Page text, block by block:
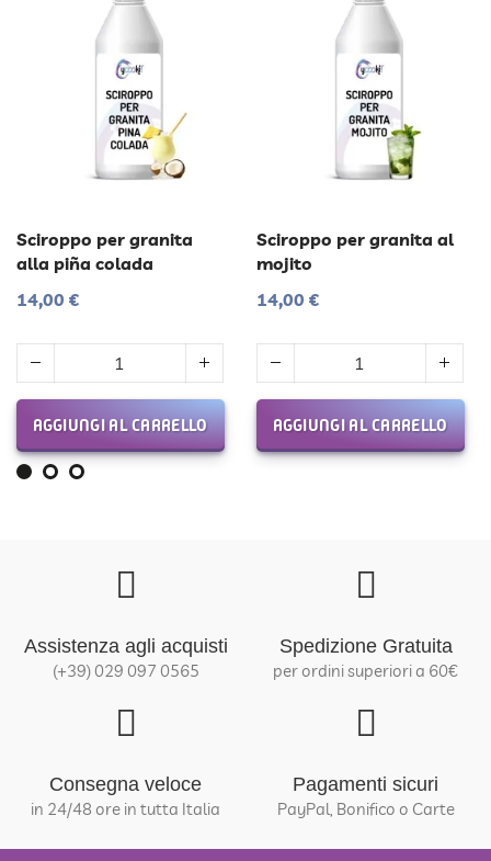
Sciroppo per granita
alla piña colada
14,00 €
AGGIUNGI AL CARRELLO
Sciroppo per granita al
mojito
14,00 €
AGGIUNGI AL CARRELLO
Assistenza agli acquisti
(+39) 029 097 0565
Spedizione Gratuita
per ordini superiori a 60€
Consegna veloce
in 24/48 ore in tutta Italia
Pagamenti sicuri
PayPal, Bonifico o Carte